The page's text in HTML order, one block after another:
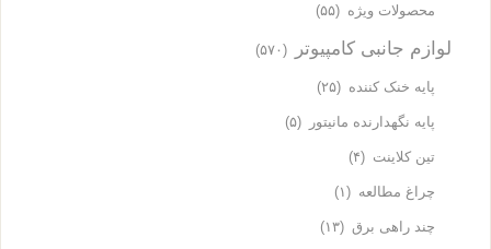
محصولات ویژه (۵۵)
لوازم جانبی کامپیوتر (۵۷۰)
پایه خنک کننده (۲۵)
پایه نگهدارنده مانیتور (۵)
تین کلاینت (۴)
چراغ مطالعه (۱)
چند راهی برق (۱۳)